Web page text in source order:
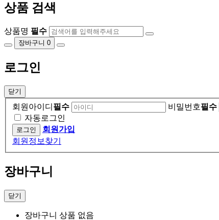
상품 검색
상품명 필수
장바구니 0
로그인
닫기
회원아이디 필수 비밀번호필수
자동로그인
회원가입
회원정보찾기
장바구니
닫기
장바구니 상품 없음